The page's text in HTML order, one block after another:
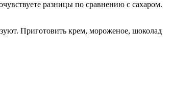
разницы по сравнению с сахаром.
Приготовить крем, мороженое, шоколад